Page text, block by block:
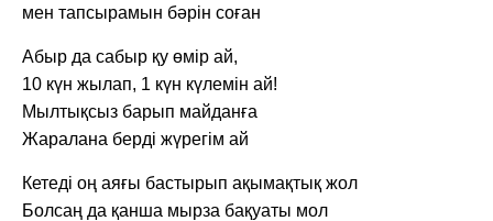
мен тапсырамын бәрін соған
Абыр да сабыр қу өмір ай,
10 күн жылап, 1 күн күлемін ай!
Мылтықсыз барып майданға
Жаралана берді жүрегім ай
Кетеді оң аяғы бастырып ақымақтық жол
Болсаң да қанша мырза бақуаты мол